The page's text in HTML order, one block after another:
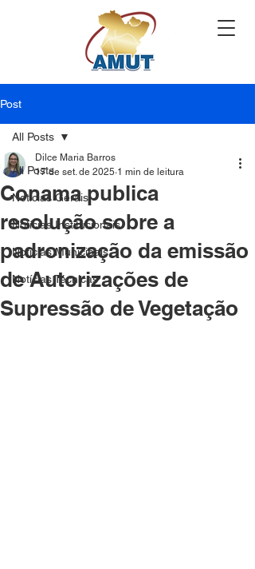
Post
All Posts
Notícias Gerais
Notícias Institucionais
Notícias Municipais
Notícias Técnicas
All Posts
Conama publica
resolução sobre a
padronização da emissão
de Autorizações de
Supressão de Vegetação
Dilce Maria Barros
17 de set. de 2025 1 min de leitura